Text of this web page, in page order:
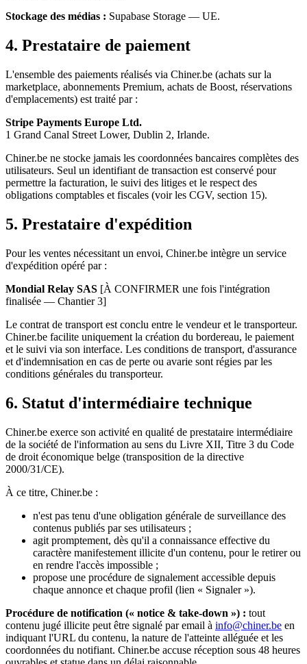
Stockage des médias : Supabase Storage — UE.
4. Prestataire de paiement
L'ensemble des paiements réalisés via Chiner.be (achats sur la
marketplace, abonnements Premium, achats de Boost, réservations
d'emplacements) est traité par :
Stripe Payments Europe Ltd.
1 Grand Canal Street Lower, Dublin 2, Irlande.
Chiner.be ne stocke jamais les coordonnées bancaires complètes des
utilisateurs. Seul un identifiant de transaction est conservé pour
permettre la facturation, le suivi des litiges et le respect des
obligations comptables et fiscales (voir les CGV, section 15).
5. Prestataire d'expédition
Pour les ventes nécessitant un envoi, Chiner.be intègre un service
d'expédition opéré par :
Mondial Relay SAS [À CONFIRMER une fois l'intégration
finalisée — Chantier 3]
Le contrat de transport est conclu entre le vendeur et le transporteur.
Chiner.be facilite uniquement la création du bordereau, le paiement
et le suivi via son interface. Les conditions de transport, d'assurance
et d'indemnisation en cas de perte ou avarie sont régies par les
conditions générales du transporteur.
6. Statut d'intermédiaire technique
Chiner.be exerce son activité en qualité de prestataire intermédiaire
de la société de l'information au sens du Livre XII, Titre 3 du Code
de droit économique belge (transposition de la directive
2000/31/CE).
À ce titre, Chiner.be :
n'est pas tenu d'une obligation générale de surveillance des
contenus publiés par ses utilisateurs ;
agit promptement, dès qu'il a connaissance effective du
caractère manifestement illicite d'un contenu, pour le retirer ou
en rendre l'accès impossible ;
propose une procédure de signalement accessible depuis
chaque annonce et chaque profil (lien « Signaler »).
Procédure de notification (« notice & take-down ») : tout
contenu jugé illicite peut être signalé par email à info@chiner.be en
indiquant l'URL du contenu, la nature de l'atteinte alléguée et les
coordonnées du notifiant. Chiner.be accuse réception sous 48 heures